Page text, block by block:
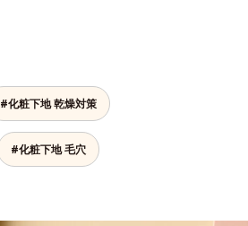
#化粧下地 乾燥対策
#化粧下地 毛穴